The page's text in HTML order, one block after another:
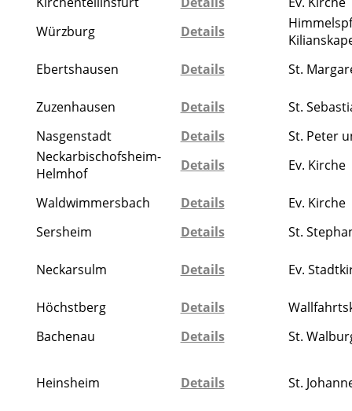
Würzburg
Details
Ebertshausen
Details St.
Zuzenhausen Details
St.
Nasgenstadt
Details
St. Peter
Neckarbischofsheim-
Helmhof
Details Ev. Kirche
Waldwimmersbach Details
Ev. Kirche
Sersheim
Details St.
Neckarsulm Details Ev.
Höchstberg Details
Bachenau
Details St.
Heinsheim Details St.